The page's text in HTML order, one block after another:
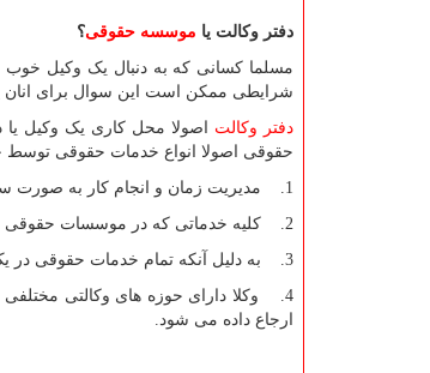
دفتر وکالت یا موسسه حقوقی؟
مسلما کسانی که به دنبال یک وکیل خوب
شرایطی ممکن است این سوال برای انان
دفتر وکالت اصولا محل کاری یک وکیل
حقوقی اصولا انواع خدمات حقوقی
1. مدیریت زمان و انجام کار به صورت سیستماتیک باعث میشود تا هم کیفیت ارائه خدمات بالا برود و هم هزینه و زمان افراد از دست نرود.
2. کلیه خدماتی که در موسسات حقوقی ارائه میگردد اصولا دارای تعرفه ی خاصی می باشد.
3. به دلیل آنکه تمام خدمات حقوقی در یک مکان ارائه میگردد، روند پیگیری و رسیدگی به پرونده با سرعت بیشتری انجام میشود.
4. وکلا دارای حوزه های وکالتی
ارجاع داده می شود.